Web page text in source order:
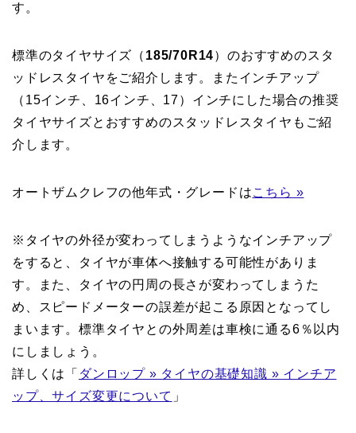
す。
標準のタイヤサイズ（ 185/70R14）のおすすめのスタ
ッドレスタイヤをご紹介します。またインチアップ
（15インチ、16インチ、17）インチにした場合の推奨
タイヤサイズとおすすめのスタッドレスタイヤもご紹
介します。
オートザムクレフの他年式・グレードはこちら »
※タイヤの外径が変わってしまうようなインチアップ
をすると、タイヤが車体へ接触する可能性がありま
す。また、タイヤの円周の長さが変わってしまうた
め、スピードメーターの誤差が起こる原因となってし
まいます。標準タイヤとの外周差は車検に通る6％以内
にしましょう。
詳しくは「 ダンロップ » タイヤの基礎知識 » インチア
ップ、サイズ変更について 」